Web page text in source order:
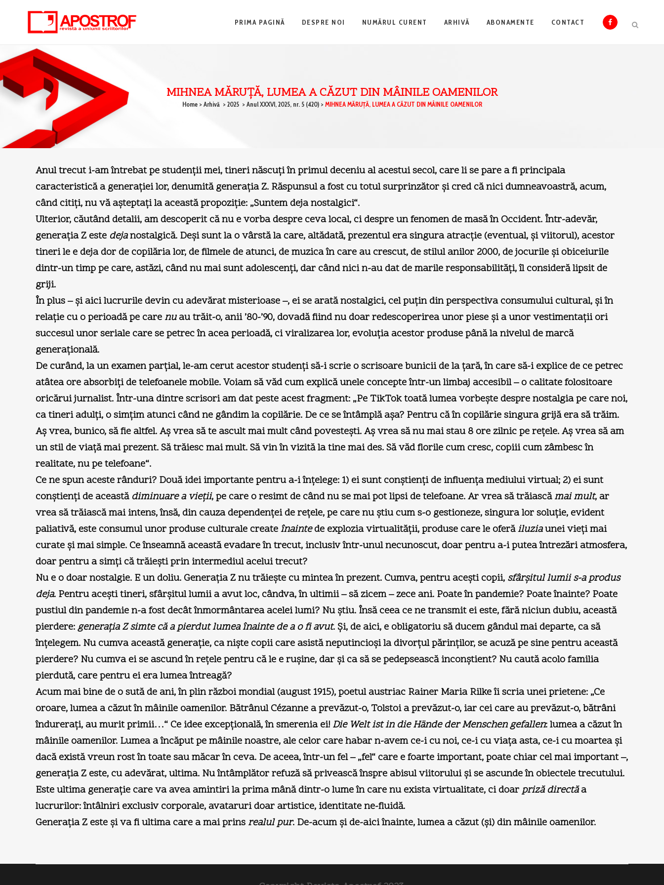
PRIMA PAGINĂ DESPRE NOI NUMĂRUL CURENT ARHIVĂ ABONAMENTE CONTACT
MIHNEA MĂRUŢĂ, LUMEA A CĂZUT DIN MÂINILE OAMENILOR
Home> Arhivă > 2025 > Anul XXXVI, 2025, nr. 5 (420)> MIHNEA MĂRUŢĂ, LUMEA A CĂZUT DIN MÂINILE OAMENILOR
Anul trecut i-am întrebat pe studenţii mei, tineri născuţi în primul deceniu al acestui secol, care li se pare a fi principala
caracteristică a generaţiei lor, denumită generaţia Z. Răspunsul a fost cu totul surprinzător şi cred că nici dumneavoastră, acum,
când citiţi, nu vă aşteptaţi la această propoziţie: „Suntem deja nostalgici“.
Ulterior, căutând detalii, am descoperit că nu e vorba despre ceva local, ci despre un fenomen de masă în Occident. Într-adevăr,
generaţia Z este dejanostalgică. Deşi sunt la o vârstă la care, altădată, prezentul era singura atracţie (eventual, şi viitorul), acestor
tineri le e deja dor de copilăria lor, de filmele de atunci, de muzica în care au crescut, de stilul anilor 2000, de jocurile şi obiceiurile
dintr-un timp pe care, astăzi, când nu mai sunt adolescenţi, dar când nici n-au dat de marile responsabilităţi, îl consideră lipsit de
griji.
În plus – şi aici lucrurile devin cu adevărat misterioase –, ei se arată nostalgici, cel puţin din perspectiva consumului cultural, şi în
relaţie cu o perioadă pe care nuau trăit-o, anii ’80-’90, dovadă fiind nu doar redescoperirea unor piese şi a unor vestimentaţii ori
succesul unor seriale care se petrec în acea perioadă, ci viralizarea lor, evoluţia acestor produse până la nivelul de marcă
generaţională.
De curând, la un examen parţial, le-am cerut acestor studenţi să-i scrie o scrisoare bunicii de la ţară, în care să-i explice de ce petrec
atâtea ore absorbiţi de telefoanele mobile. Voiam să văd cum explică unele concepte într-un limbaj accesibil – o calitate folositoare
oricărui jurnalist. Într-una dintre scrisori am dat peste acest fragment: „Pe TikTok toată lumea vorbeşte despre nostalgia pe care noi,
ca tineri adulţi, o simţim atunci când ne gândim la copilărie. De ce se întâmplă aşa? Pentru că în copilărie singura grijă era să trăim.
Aş vrea, bunico, să fie altfel. Aş vrea să te ascult mai mult când povesteşti. Aş vrea să nu mai stau 8 ore zilnic pe reţele. Aş vrea să am
un stil de viaţă mai prezent. Să trăiesc mai mult. Să vin în vizită la tine mai des. Să văd florile cum cresc, copiii cum zâmbesc în
realitate, nu pe telefoane“.
Ce ne spun aceste rânduri? Două idei importante pentru a-i înţelege: 1) ei sunt conştienţi de influenţa mediului virtual; 2) ei sunt
conştienţi de aceastădiminuare a vieţii, pe care o resimt de când nu se mai pot lipsi de telefoane. Ar vrea să trăiascămai mult, ar
vrea să trăiască mai intens, însă, din cauza dependenţei de reţele, pe care nu ştiu cum s-o gestioneze, singura lor soluţie, evident
paliativă, este consumul unor produse culturale createînaintede explozia virtualităţii, produse care le oferăiluziaunei vieţi mai
curate şi mai simple. Ce înseamnă această evadare în trecut, inclusiv într-unul necunoscut, doar pentru a-i putea întrezări atmosfera,
doar pentru a simţi că trăieşti prin intermediul acelui trecut?
Nu e o doar nostalgie. E un doliu. Generaţia Z nu trăieşte cu mintea în prezent. Cumva, pentru aceşti copii, sfârşitul lumii s-a produs
deja. Pentru aceşti tineri, sfârşitul lumii a avut loc, cândva, în ultimii – să zicem – zece ani. Poate în pandemie? Poate înainte? Poate
pustiul din pandemie n-a fost decât înmormântarea acelei lumi? Nu ştiu. Însă ceea ce ne transmit ei este, fără niciun dubiu, această
pierdere:generaţia Z simte că a pierdut lumea înainte de a o fi avut. Şi, de aici, e obligatoriu să ducem gândul mai departe, ca să
înţelegem. Nu cumva această generaţie, ca nişte copii care asistă neputincioşi la divorţul părinţilor, se acuză pe sine pentru această
pierdere? Nu cumva ei se ascund în reţele pentru că le e ruşine, dar şi ca să se pedepsească inconştient? Nu caută acolo familia
pierdută, care pentru ei era lumea întreagă?
Acum mai bine de o sută de ani, în plin război mondial (august 1915), poetul austriac Rainer Maria Rilke îi scria unei prietene: „Ce
oroare, lumea a căzut în mâinile oamenilor. Bătrânul Cézanne a prevăzut-o, Tolstoi a prevăzut-o, iar cei care au prevăzut-o, bătrâni
îndureraţi, au murit primii…“ Ce idee excepţională, în smerenia ei! Die Welt ist in die Hände der Menschen gefallen: lumea a căzut în
mâinile oamenilor. Lumea a încăput pe mâinile noastre, ale celor care habar n-avem ce-i cu noi, ce-i cu viaţa asta, ce-i cu moartea şi
dacă există vreun rost în toate sau măcar în ceva. De aceea, într-un fel – „fel“ care e foarte important, poate chiar cel mai important –,
generaţia Z este, cu adevărat, ultima. Nu întâmplător refuză să privească înspre abisul viitorului şi se ascunde în obiectele trecutului.
Este ultima generaţie care va avea amintiri la prima mână dintr-o lume în care nu exista virtualitate, ci doarpriză directăa
lucrurilor: întâlniri exclusiv corporale, avataruri doar artistice, identitate ne-fluidă.
Generaţia Z este şi va fi ultima care a mai prins realul pur. De-acum şi de-aici înainte, lumea a căzut (şi) din mâinile oamenilor.